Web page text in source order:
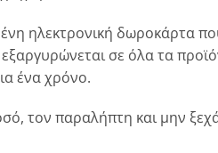
ηλεκτρονική δωροκάρτα
σε όλα τα
ένα χρόνο.
τον παραλήπτη και μην